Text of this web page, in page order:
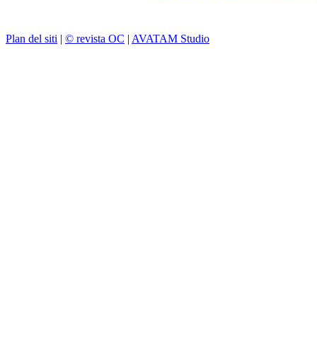
Plan del siti | © revista OC | AVATAM Studio